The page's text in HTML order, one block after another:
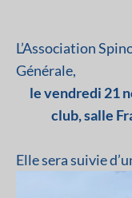
L’Association
Générale,
le vendredi 21
club, salle
Elle sera suivie